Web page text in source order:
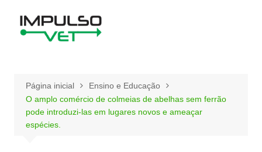
Página inicial
Ensino e Educação
O amplo comércio de colmeias de abelhas sem ferrão
pode introduzi-las em lugares novos e ameaçar
espécies.